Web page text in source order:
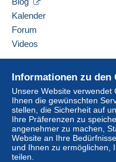
Für mehr
eine
wählen:
ab einem Kauf in
Frankreich
Diesen Verkäufer zu
hinzufügen
Informationen zu den
Unsere Website verwendet
Ihnen die gewünschten
stellen, die Sicherheit auf
Ihre Präferenzen zu
angenehmer zu machen,
Website an Ihre
und Ihnen zu ermöglichen,
teilen.
Kalender
Forum
Videos
Online-Hilfe
Auf Delcampe kaufen
Auf Delcampe verkaufen
Eine sichere Website